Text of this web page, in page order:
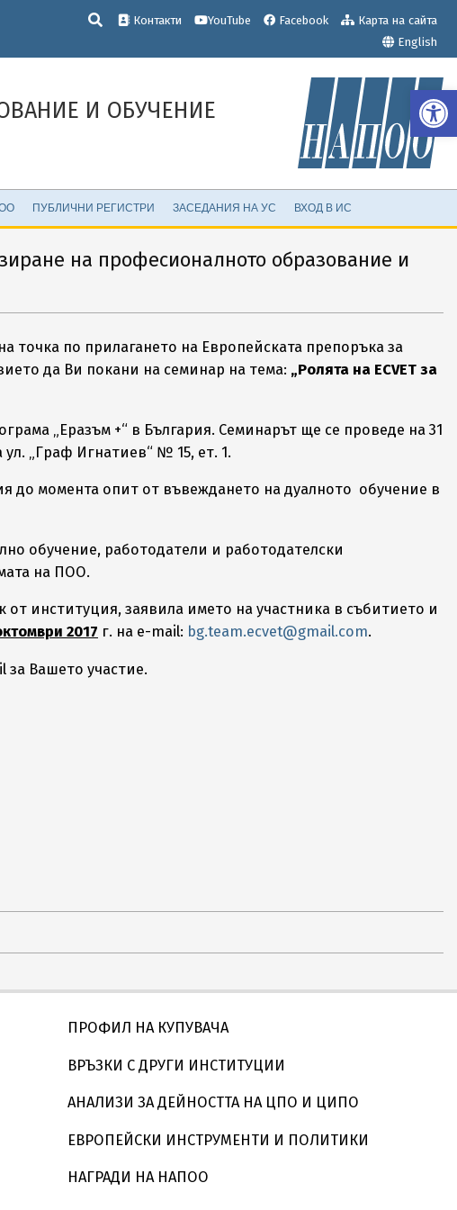
Търсене
Контакти YouTube Facebook
Карта на сайта
English
И ОБУЧЕНИЕ
ПУБЛИЧНИ РЕГИСТРИ ЗАСЕДАНИЯ НА УС ВХОД В ИС
на професионалното образование и
по прилагането на Европейската препоръка за
да Ви покани на семинар на тема: „Ролята на ECVET за
„Еразъм +“ в България. Семинарът ще се проведе на 31
„Граф Игнатиев“ № 15, ет. 1.
до момента опит от въвеждането на дуалното обучение в
обучение, работодатели и работодателски
на ПОО.
институция, заявила името на участника в събитието и
2017 г. на e-mail: bg.team.ecvet@gmail.com.
за Вашето участие.
ПРОФИЛ НА КУПУВАЧА
ВРЪЗКИ С ДРУГИ ИНСТИТУЦИИ
АНАЛИЗИ ЗА ДЕЙНОСТТА НА ЦПО И ЦИПО
ЕВРОПЕЙСКИ ИНСТРУМЕНТИ И ПОЛИТИКИ
НАГРАДИ НА НАПОО